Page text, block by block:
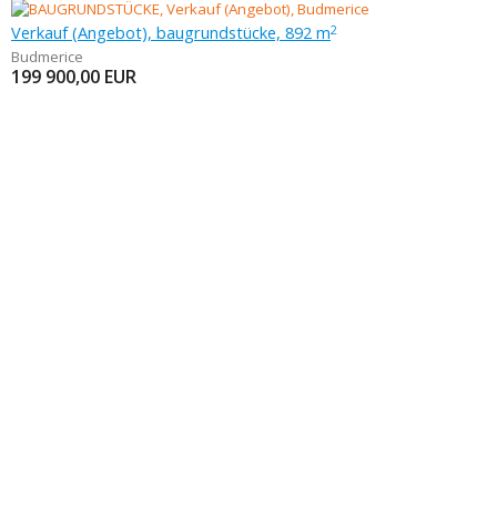
Verkauf (Angebot), baugrundstücke, 892 m2
Budmerice
199 900,00 EUR